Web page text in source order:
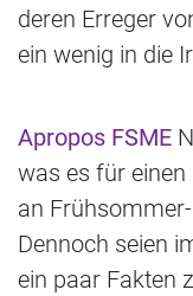
deren Erreger
ein wenig in die
Apropos FSME
was es für
an
Dennoch seien
ein paar Fakten